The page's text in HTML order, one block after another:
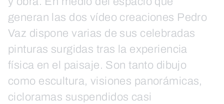
generan las dos vídeo creaciones Pedro
Vaz dispone varias de sus celebradas
pinturas surgidas tras la experiencia
física en el paisaje. Son tanto dibujo
como escultura, visiones panorámicas,
cicloramas suspendidos casi